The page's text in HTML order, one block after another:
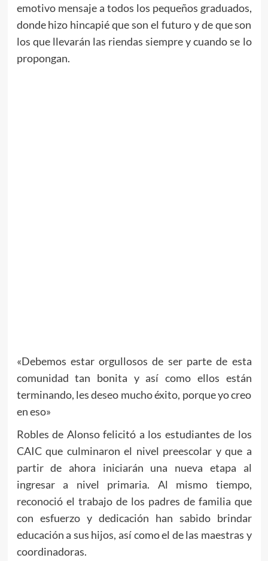
emotivo mensaje a todos los pequeños graduados,
donde hizo hincapié que son el futuro y de que son
los que llevarán las riendas siempre y cuando se lo
propongan.
«Debemos estar orgullosos de ser parte de esta
comunidad tan bonita y así como ellos están
terminando, les deseo mucho éxito, porque yo creo
en eso»
Robles de Alonso felicitó a los estudiantes de los
CAIC que culminaron el nivel preescolar y que a
partir de ahora iniciarán una nueva etapa al
ingresar a nivel primaria. Al mismo tiempo,
reconoció el trabajo de los padres de familia que
con esfuerzo y dedicación han sabido brindar
educación a sus hijos, así como el de las maestras y
coordinadoras.